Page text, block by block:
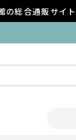
の総合通販サイト